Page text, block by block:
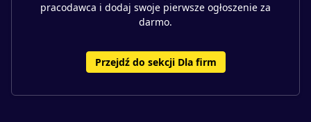
pracodawca i dodaj swoje pierwsze ogłoszenie za
darmo.
Przejdź do sekcji Dla firm